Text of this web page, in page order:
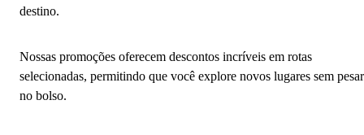
destino.
Nossas promoções oferecem descontos incríveis em rotas
selecionadas, permitindo que você explore novos lugares sem pesar
no bolso.